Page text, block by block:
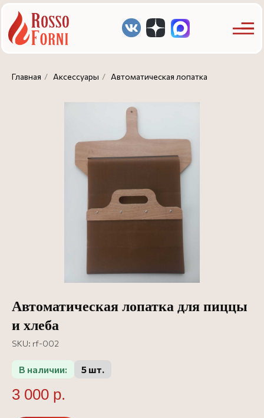
Главная / Аксессуары / Автоматическая лопатка
Автоматическая лопатка для пиццы
и хлеба
SKU: rf-002
В наличии: 5 шт.
3 000 р.